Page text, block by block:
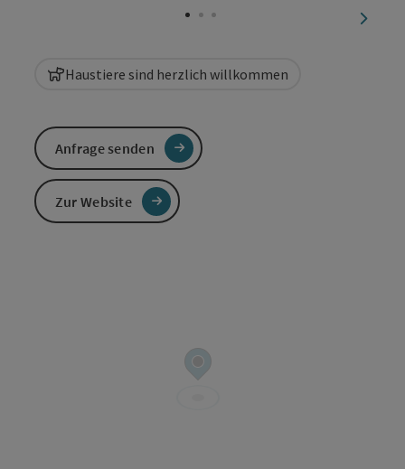
Haustiere sind herzlich willkommen
Anfrage senden
Zur Website